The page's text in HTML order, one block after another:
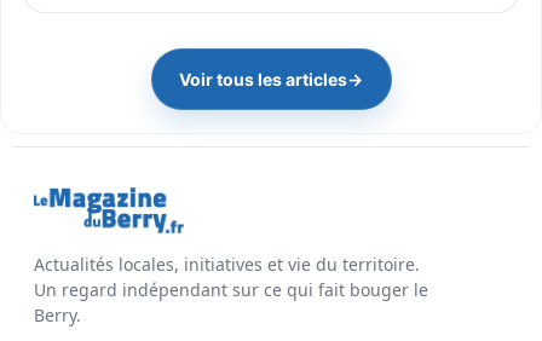
Voir tous les articles→
Actualités locales, initiatives et vie du territoire.
Un regard indépendant sur ce qui fait bouger le
Berry.